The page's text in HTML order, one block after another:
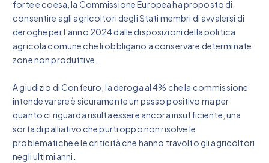
forte e coesa, la Commissione Europea ha proposto di
consentire agli agricoltori degli Stati membri di avvalersi di
deroghe per l’anno 2024 dalle disposizioni della politica
agricola comune che li obbligano a conservare determinate
zone non produttive.
A giudizio di Confeuro, la deroga al 4% che la commissione
intende varare è sicuramente un passo positivo ma per
quanto ci riguarda risulta essere ancora insufficiente, una
sorta di palliativo che purtroppo non risolve le
problematiche e le criticità che hanno travolto gli agricoltori
negli ultimi anni.